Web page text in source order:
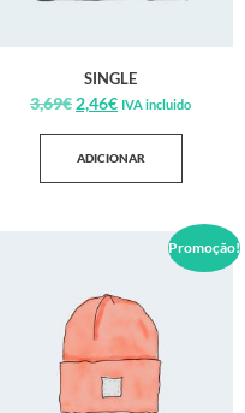
SINGLE
3,69€ 2,46€ IVA incluido
ADICIONAR
Promoção!